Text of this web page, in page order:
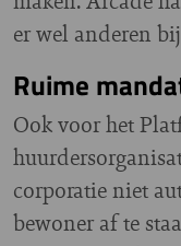
er wel anderen
Ruime
Ook voor het
corporatie niet
bewoner af te